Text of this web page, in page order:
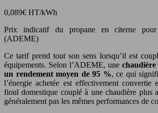
0,089€ HT/kWh
Prix indicatif du propane en citerne pour
(ADEME)
Ce tarif prend tout son sens lorsqu’il est
équipements. Selon l’ADEME, une chaudière
un rendement moyen de 95 %, ce qui
l’énergie achetée est effectivement
fioul domestique couplé à une chaudière plus
généralement pas les mêmes performances de